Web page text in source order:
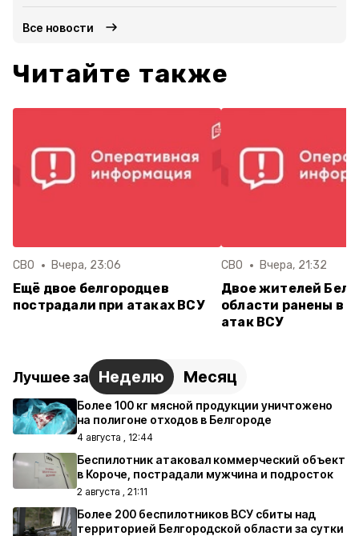
Все новости
Читайте также
СВО Вчера, 23:06
Ещё двое белгородцев
пострадали при атаках ВСУ
СВО Вчера, 21:32
Двое жителей
области ранены в
атак ВСУ
Лучшее за Неделю Месяц
Более 100 кг мясной продукции уничтожено
на полигоне отходов в Белгороде
4 августа , 12:44
Беспилотник атаковал коммерческий объект
в Короче, пострадали мужчина и подросток
2 августа , 21:11
Более 200 беспилотников ВСУ сбиты над
территорией Белгородской области за сутки